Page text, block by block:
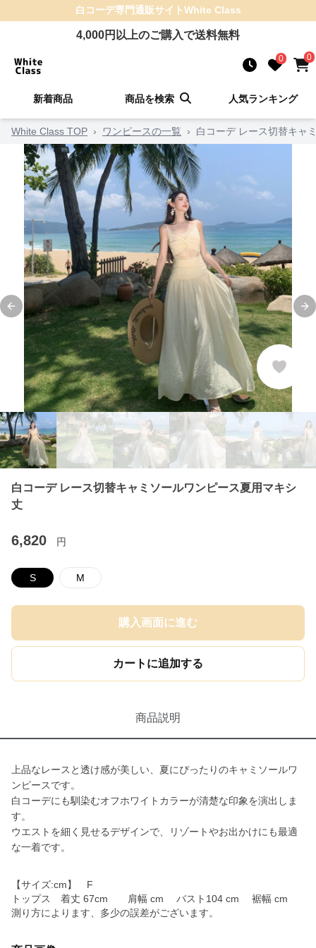
白コーデ専門通販サイトWhite Class
4,000円以上のご購入で送料無料
0 0
新着商品 商品を検索 人気ランキング
White Class TOP › ワンピースの一覧 › 白コーデ レース切替キャ
Previous slide
白コーデ レース切替キャミソールワンピース夏用マキシ
丈
6,820 円
S M
購入画面に進む
カートに追加する
商品説明
上品なレースと透け感が美しい、夏にぴったりのキャミソールワ
ンピースです。
白コーデにも馴染むオフホワイトカラーが清楚な印象を演出しま
す。
ウエストを細く見せるデザインで、リゾートやお出かけにも最適
な一着です。
【サイズ:cm】 F
トップス 着丈 67cm 肩幅 cm バスト104 cm 裾幅 cm
測り方によります、多少の誤差がございます。